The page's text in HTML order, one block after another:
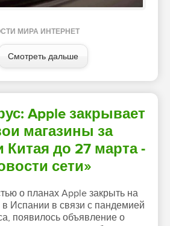
МИРА ИНТЕРНЕТ
Смотреть дальше
Apple закрывает
магазины за
Китая до 27 марта -
сети»
о планах Apple закрыть на
Испании в связи с пандемией
появилось объявление о